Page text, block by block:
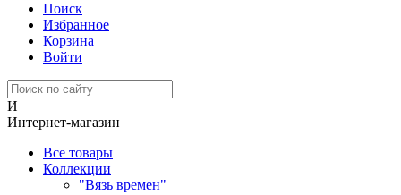
Поиск
Избранное
Корзина
Войти
И
Интернет-магазин
Все товары
Коллекции
"Вязь времен"